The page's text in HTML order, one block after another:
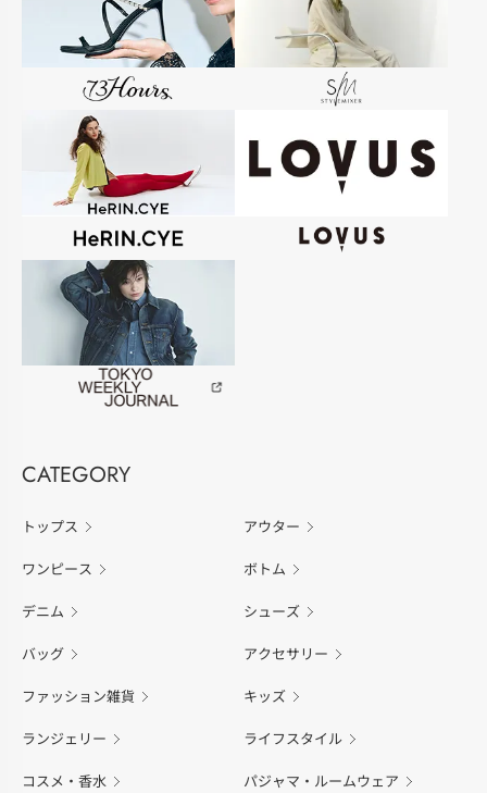
CATEGORY
トップス アウター
ワンピース ボトム
デニム シューズ
バッグ アクセサリー
ファッション雑貨 キッズ
ランジェリー ライフスタイル
コスメ・香水 パジャマ・ルームウェア